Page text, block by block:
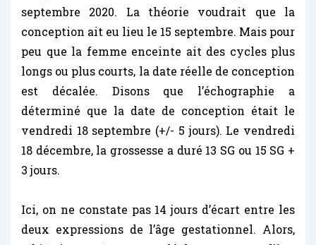
septembre 2020. La théorie voudrait que la
conception ait eu lieu le 15 septembre. Mais pour
peu que la femme enceinte ait des cycles plus
longs ou plus courts, la date réelle de conception
est décalée. Disons que l’échographie a
déterminé que la date de conception était le
vendredi 18 septembre (+/- 5 jours). Le vendredi
18 décembre, la grossesse a duré 13 SG ou 15 SG +
3 jours.
Ici, on ne constate pas 14 jours d’écart entre les
deux expressions de l’âge gestationnel. Alors,